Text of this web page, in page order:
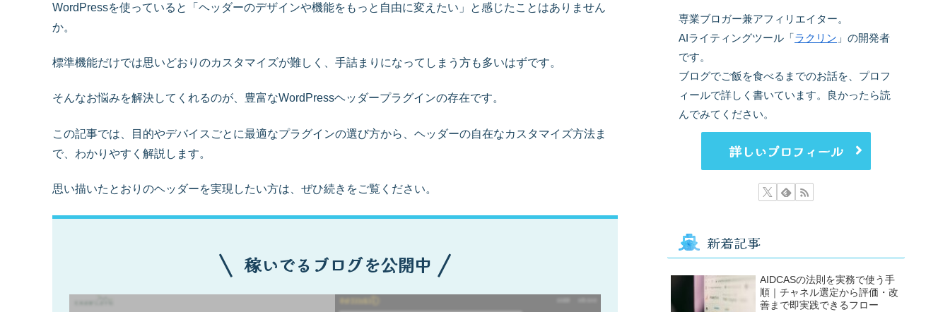
WordPressを使っていると「ヘッダーのデザインや機能をもっと自由に変えたい」と感じたことはありません
か。
標準機能だけでは思いどおりのカスタマイズが難しく、手詰まりになってしまう方も多いはずです。
そんなお悩みを解決してくれるのが、豊富なWordPressヘッダープラグインの存在です。
この記事では、目的やデバイスごとに最適なプラグインの選び方から、ヘッダーの自在なカスタマイズ方法ま
で、わかりやすく解説します。
思い描いたとおりのヘッダーを実現したい方は、ぜひ続きをご覧ください。
稼いでるブログを公開中
専業ブロガー兼アフィリエイター。
AIライティングツール「ラクリン 」の開発者
です。
ブログでご飯を食べるまでのお話を、プロフ
ィールで詳しく書いています。良かったら読
んでみてください。
詳しいプロフィール
新着記事
AIDCASの法則を実務で使う手
順｜チャネル選定から評価・改
善まで即実践できるフロー